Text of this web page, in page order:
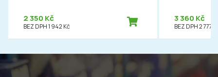
2 350 Kč
BEZ DPH 1 942 Kč
3 360 Kč
BEZ DPH 2 777